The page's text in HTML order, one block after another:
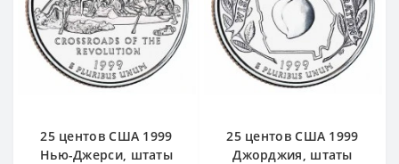
25 центов США 1999
Нью-Джерси, штаты
25 центов США 1999
Джорджия, штаты